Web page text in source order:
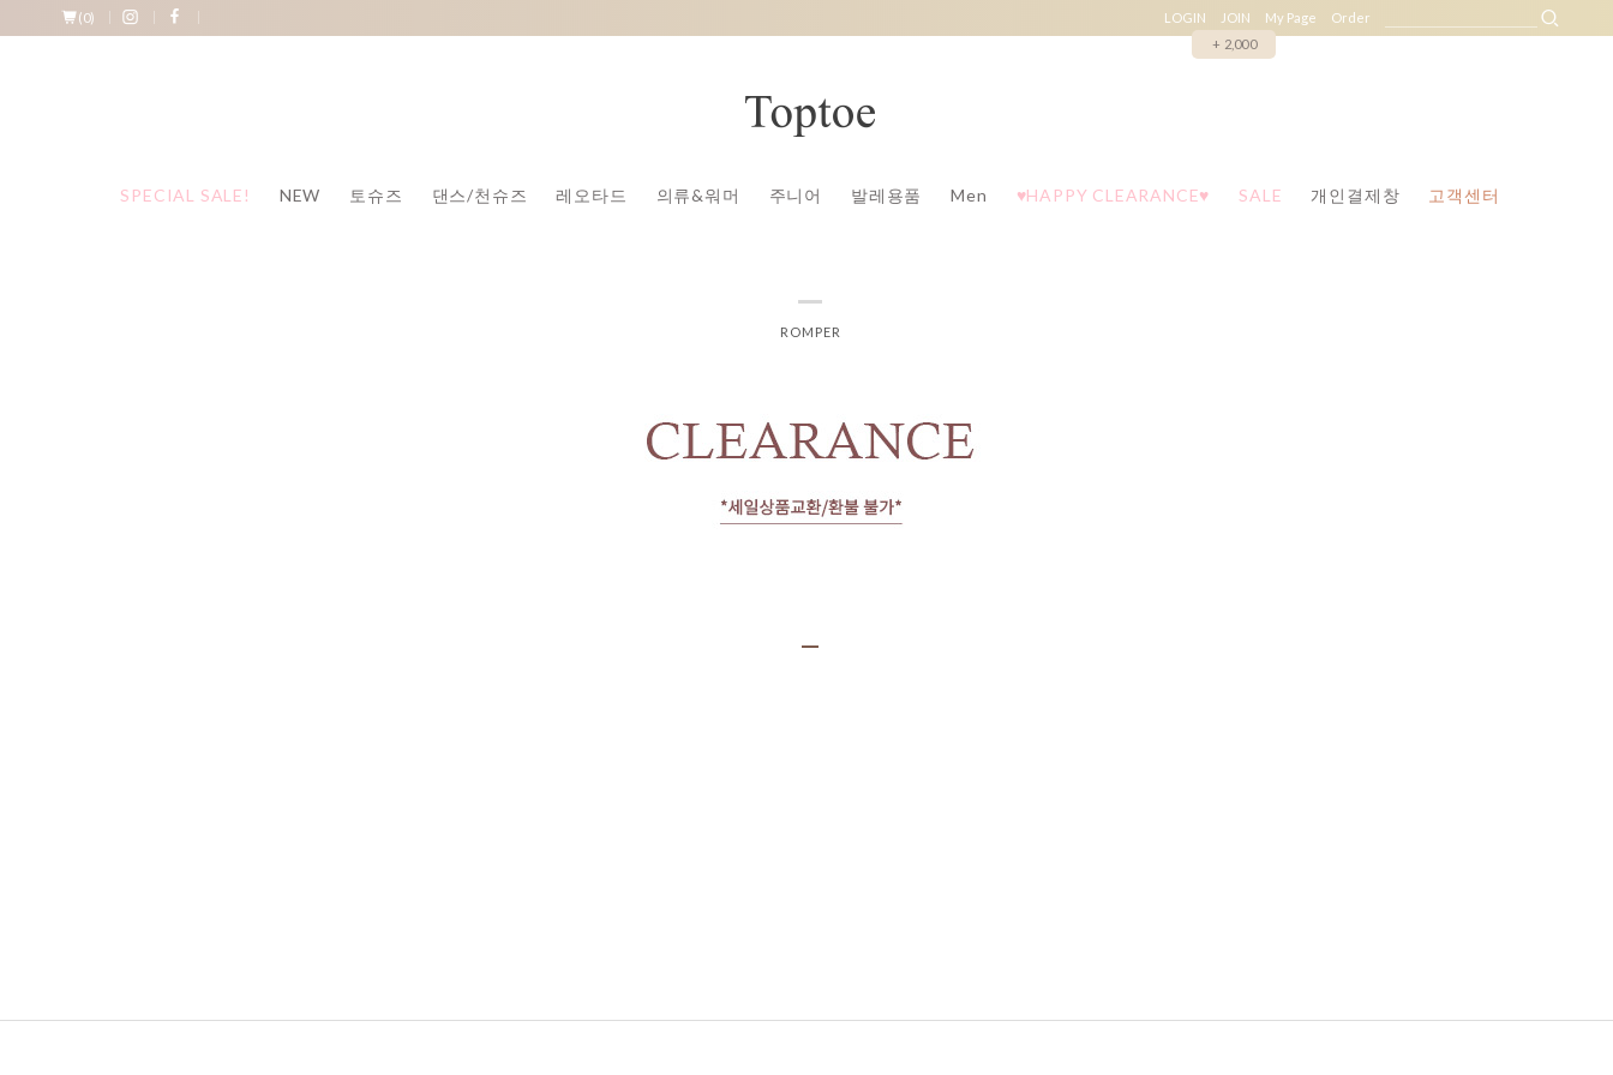
(0) LOGIN
JOIN
+ 2,000
My Page Order
SPECIAL SALE! NEW 토슈즈 댄스/천슈즈 레오타드 의류&워머 주니어 발레용품 Men ♥HAPPY CLEARANCE♥ SALE 개인결제창 고객센터
ROMPER